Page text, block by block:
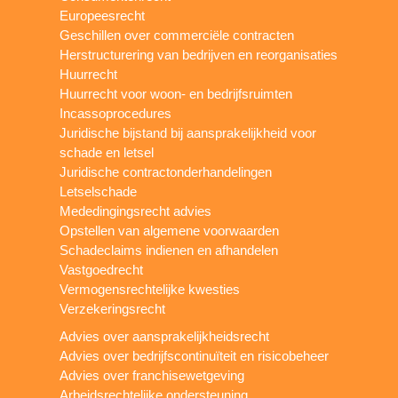
Europeesrecht
Geschillen over commerciële contracten
Herstructurering van bedrijven en reorganisaties
Huurrecht
Huurrecht voor woon- en bedrijfsruimten
Incassoprocedures
Juridische bijstand bij aansprakelijkheid voor
schade en letsel
Juridische contractonderhandelingen
Letselschade
Mededingingsrecht advies
Opstellen van algemene voorwaarden
Schadeclaims indienen en afhandelen
Vastgoedrecht
Vermogensrechtelijke kwesties
Verzekeringsrecht
Advies over aansprakelijkheidsrecht
Advies over bedrijfscontinuïteit en risicobeheer
Advies over franchisewetgeving
Arbeidsrechtelijke ondersteuning